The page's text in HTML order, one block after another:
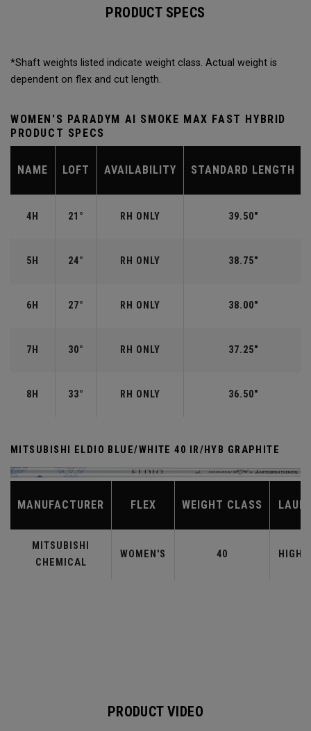
PRODUCT SPECS
*Shaft weights listed indicate weight class. Actual weight is
dependent on flex and cut length.
WOMEN'S PARADYM AI SMOKE MAX FAST HYBRID
PRODUCT SPECS
NAME LOFT AVAILABILITY STANDARD LENGTH
4H 21° RH ONLY 39.50"
5H 24° RH ONLY 38.75"
6H 27° RH ONLY 38.00"
7H 30° RH ONLY 37.25"
8H 33° RH ONLY 36.50"
MITSUBISHI ELDIO BLUE/WHITE 40 IR/HYB GRAPHITE
MANUFACTURER FLEX WEIGHT CLASS
MITSUBISHI
CHEMICAL
WOMEN'S 40
PRODUCT VIDEO